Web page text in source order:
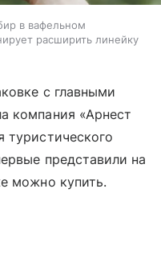
в вафельном
расширить линейку
с главными
компания «Арнест
туристического
представили на
можно купить.